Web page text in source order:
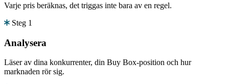
Varje pris beräknas, det triggas inte bara av en regel.
Steg 1
Analysera
Läser av dina konkurrenter, din Buy Box-position och hur
marknaden rör sig.